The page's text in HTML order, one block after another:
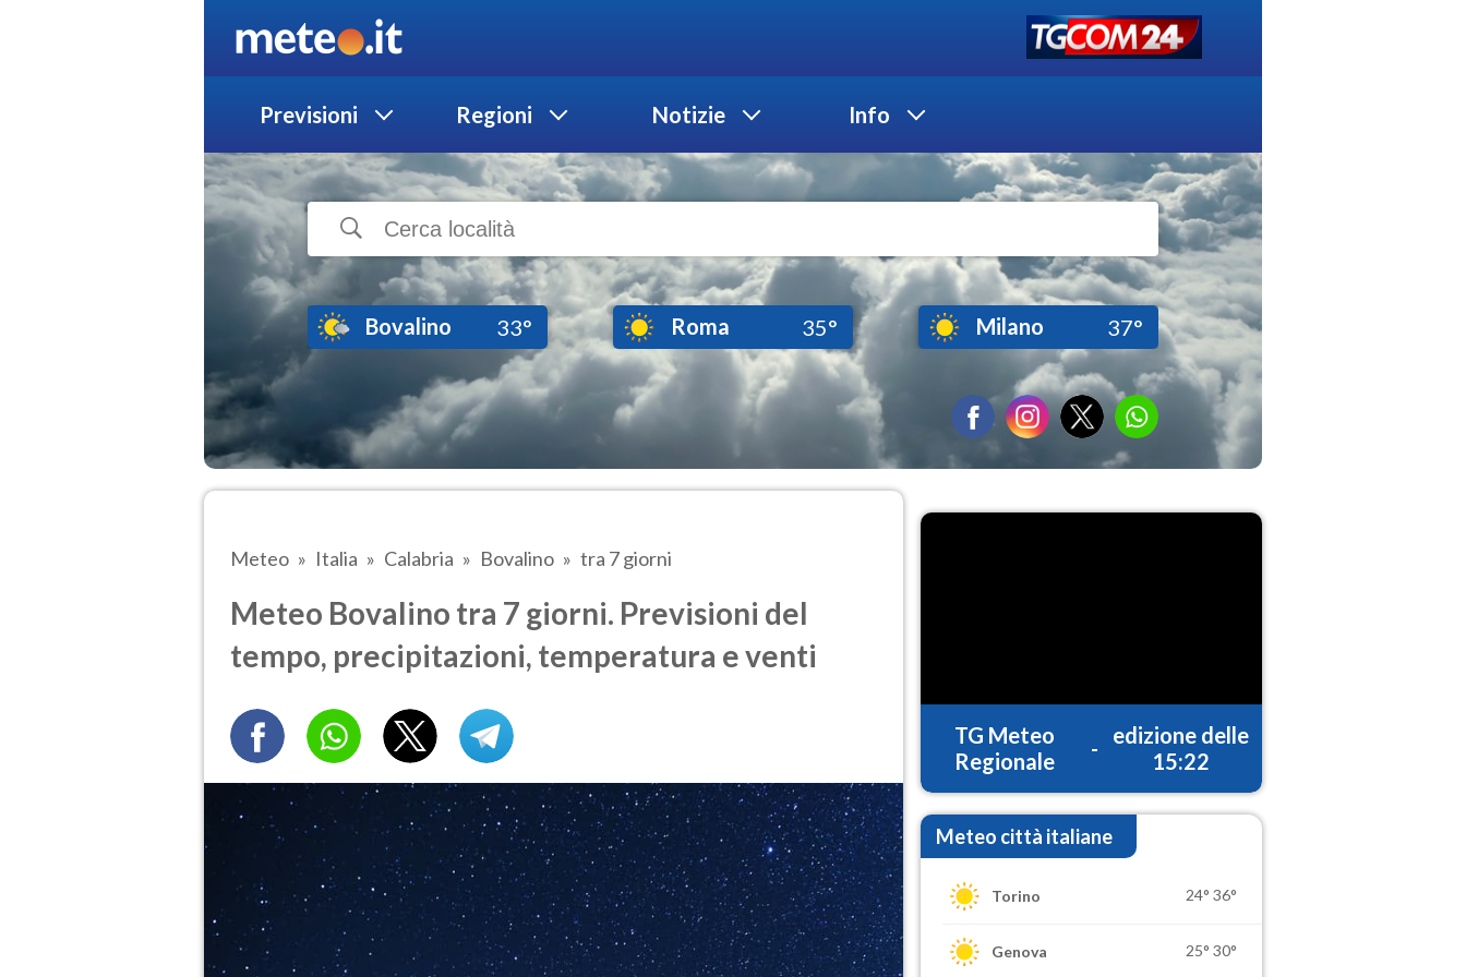
Previsioni Regioni Notizie Info
Bovalino 33° Roma 35° Milano 37°
Meteo Italia Calabria Bovalino tra 7 giorni
Meteo Bovalino tra 7 giorni. Previsioni del
tempo, precipitazioni, temperatura e venti
TG Meteo
Regionale
-
edizione delle
15:22
Meteo città italiane
Torino 24° 36°
Genova 25° 30°